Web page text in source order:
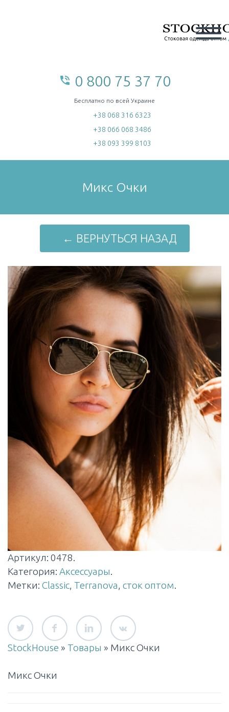
phone_in_talk 0 800 75 37 70
Бесплатно по всей Украине
+38 068 316 6323
+38 066 068 3486
+38 093 399 8103
Микс Очки
← ВЕРНУТЬСЯ НАЗАД
Артикул: 0478.
Категория: Аксессуары.
Метки: Classic, Terranova, сток оптом.
StockHouse » Товары » Микс Очки
Микс Очки